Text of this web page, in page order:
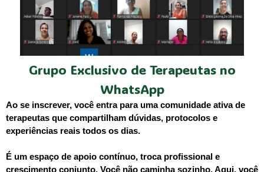
Grupo Exclusivo de Terapeutas no
WhatsApp
Ao se inscrever, você entra para uma comunidade ativa de
terapeutas que compartilham dúvidas, protocolos e
experiências reais todos os dias.
É um espaço de apoio contínuo, troca profissional e
crescimento conjunto. Você não caminha sozinho. Aqui, você